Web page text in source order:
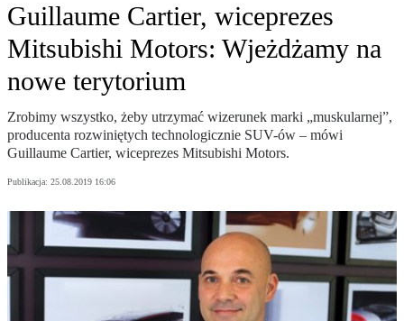
Guillaume Cartier, wiceprezes
Mitsubishi Motors: Wjeżdżamy na
nowe terytorium
Zrobimy wszystko, żeby utrzymać wizerunek marki „muskularnej”,
producenta rozwiniętych technologicznie SUV-ów – mówi
Guillaume Cartier, wiceprezes Mitsubishi Motors.
Publikacja: 25.08.2019 16:06